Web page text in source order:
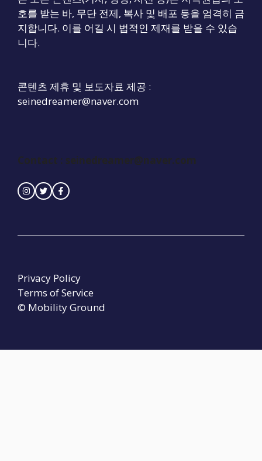
호를 받는 바, 무단 전제, 복사 및 배포 등을 엄격히 금
지합니다. 이를 어길 시 법적인 제재를 받을 수 있습
니다.
콘텐츠 제휴 및 보도자료 제공 :
seinedreamer@naver.com
Contact : seinedreamer@naver.com
© Mobility Ground
Privacy Policy
Terms of Service